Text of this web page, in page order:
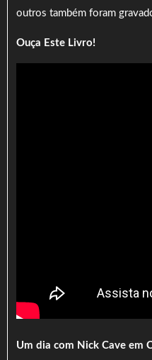
outros também foram
Ouça Este Livro!
Um dia com Nick Cave em